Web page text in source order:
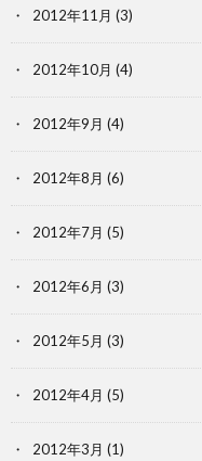
2012年11月 (3)
2012年10月 (4)
2012年9月 (4)
2012年8月 (6)
2012年7月 (5)
2012年6月 (3)
2012年5月 (3)
2012年4月 (5)
2012年3月 (1)